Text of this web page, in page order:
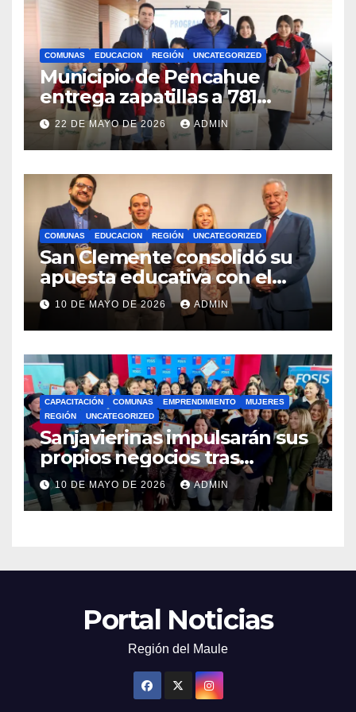
COMUNAS EDUCACION REGIÓN UNCATEGORIZED
Municipio de Pencahue
entrega zapatillas a 781
estudiantes con recursos del
Royalty Minero
22 DE MAYO DE 2026 ADMIN
COMUNAS EDUCACION REGIÓN UNCATEGORIZED
San Clemente consolidó su
apuesta educativa con el
lanzamiento del
Preuniversitario Brotes 2026
10 DE MAYO DE 2026 ADMIN
CAPACITACIÓN COMUNAS EMPRENDIMIENTO
MUJERES
REGIÓN
UNCATEGORIZED
Sanjavierinas impulsarán sus
propios negocios tras
capacitarse junto al FOSIS
10 DE MAYO DE 2026 ADMIN
Portal Noticias
Región del Maule